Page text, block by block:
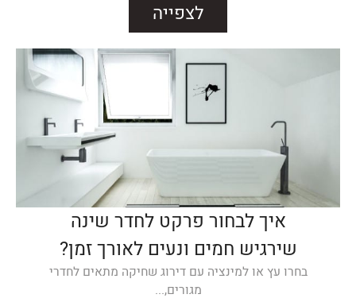
לצפייה
איך לבחור פרקט לחדר שינה
שירגיש חמים ונעים לאורך זמן?
בחרו עץ או למינציה עם דירוג שחיקה מתאים לחדרי
מגורים,...